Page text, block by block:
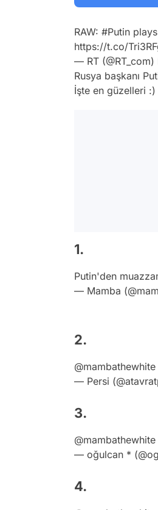
RAW: #Putin plays
https://t.co/
— RT (@RT_com)
Rusya başkanı
İşte en güzelleri :)
1.
Putin'den
— Mamba
2.
@mambathewhite
— Persi
3.
@mambathewhite
— oğulcan *
4.